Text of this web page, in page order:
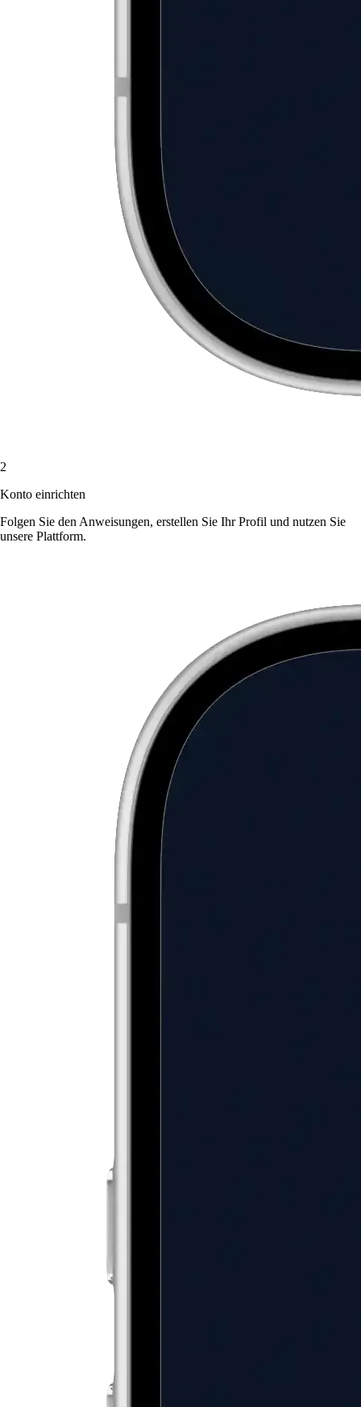
2
Konto einrichten
Folgen Sie den Anweisungen, erstellen Sie Ihr Profil und nutzen Sie
unsere Plattform.